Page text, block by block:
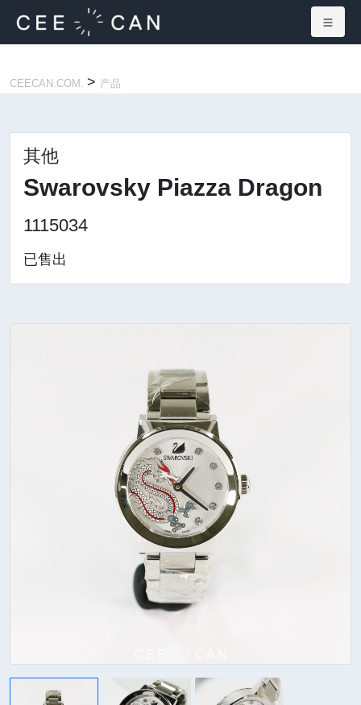
CEECAN.COM. > 产品
其他
Swarovsky Piazza Dragon
1115034
已售出
×